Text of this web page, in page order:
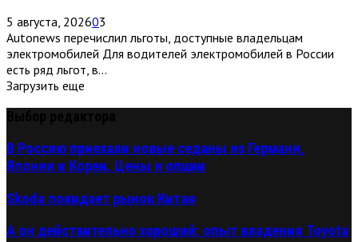
5 августа, 202603
Autonews перечислил льготы, доступные владельцам
электромобилей Для водителей электромобилей в России
есть ряд льгот, в...
Загрузить еще
В Россию приехали новые седаны из Германи,
Японии и Кореи. Цены и опции
Skoda покидает рынок Китая
А он действительно хороший: опыт владения Toyota